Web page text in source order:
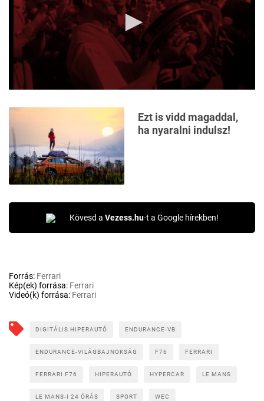
Ezt is vidd magaddal,
ha nyaralni indulsz!
Kövesd a Vezess.hu-t a Google hírekben!
Forrás: Ferrari
Kép(ek) forrása: Ferrari
Videó(k) forrása: Ferrari
DIGITÁLIS HIPERAUTÓ ENDURANCE-VB
ENDURANCE-VILÁGBAJNOKSÁG F76 FERRARI
FERRARI F76 HIPERAUTÓ HYPERCAR LE MANS
LE MANS-I 24 ÓRÁS SPORT WEC